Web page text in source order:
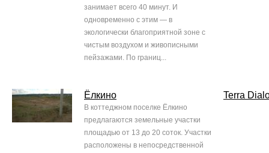
занимает всего 40 минут. И
одновременно с этим — в
экологически благоприятной зоне с
чистым воздухом и живописными
пейзажами. По границ...
Ёлкино
В коттеджном поселке Ёлкино
предлагаются земельные участки
площадью от 13 до 20 соток. Участки
расположены в непосредственной
Terra